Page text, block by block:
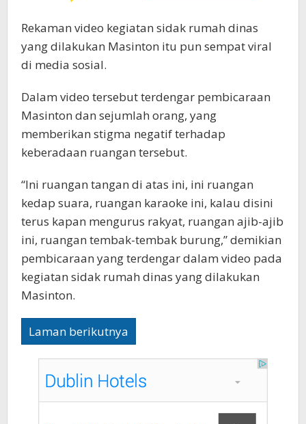
Rekaman video kegiatan sidak rumah dinas
yang dilakukan Masinton itu pun sempat viral
di media sosial.
Dalam video tersebut terdengar pembicaraan
Masinton dan sejumlah orang, yang
memberikan stigma negatif terhadap
keberadaan ruangan tersebut.
“Ini ruangan tangan di atas ini, ini ruangan
kedap suara, ruangan karaoke ini, kalau disini
terus kapan mengurus rakyat, ruangan ajib-ajib
ini, ruangan tembak-tembak burung,” demikian
pembicaraan yang terdengar dalam video pada
kegiatan sidak rumah dinas yang dilakukan
Masinton.
Laman berikutnya